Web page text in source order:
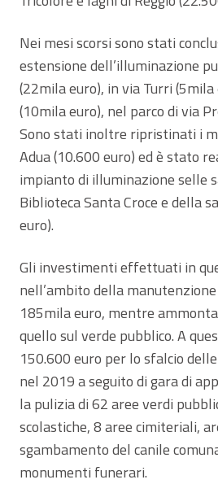
Nei mesi scorsi sono stati
estensione dell’illuminazione
(22mila euro), in via Turri
(10mila euro), nel parco di via
Sono stati inoltre ripristinati i
Adua (10.600 euro) ed è stato
impianto di illuminazione selle
Biblioteca Santa Croce e della
euro).
Gli investimenti effettuati in
nell’ambito della
185mila euro, mentre
quello sul verde pubblico. A
150.600 euro per lo sfalcio
nel 2019 a seguito di gara di
la pulizia di 62 aree verdi
scolastiche, 8 aree cimiteriali,
sgambamento del canile
monumenti funerari.